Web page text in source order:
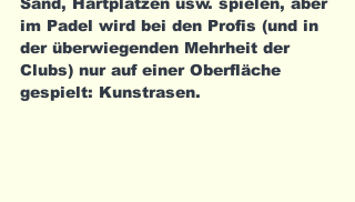
im Padel wird bei den Profis (und in
der überwiegenden Mehrheit der
Clubs) nur auf einer Oberfläche
gespielt: Kunstrasen.